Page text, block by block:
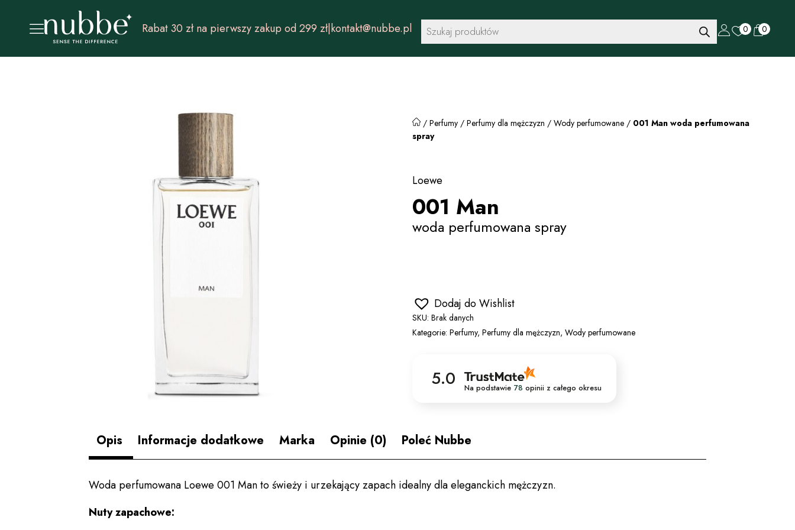
Darmowa dostawa od 299 zł|kontakt@nubbe.pl Wyszukiwarka
produktów 0 0
/ Perfumy/ Perfumy dla mężczyzn / Wody perfumowane/ 001 Man woda perfumowana
spray
Loewe
001 Man
woda perfumowana spray
Dodaj do Wishlist
SKU: Brak danych
Kategorie: Perfumy, Perfumy dla mężczyzn, Wody perfumowane
5.0 Na podstawie 78 opiniiz całego okresu
Opis Informacje dodatkowe Marka Opinie (0) Poleć Nubbe
Woda perfumowana Loewe 001 Man to świeży i urzekający zapach idealny dla eleganckich mężczyzn.
Nuty zapachowe: